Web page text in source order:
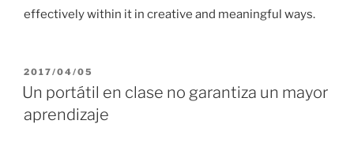
effectively within it in creative and meaningful ways.
PUBLICADO
EL
2017/04/05
Un portátil en clase no garantiza un mayor
aprendizaje